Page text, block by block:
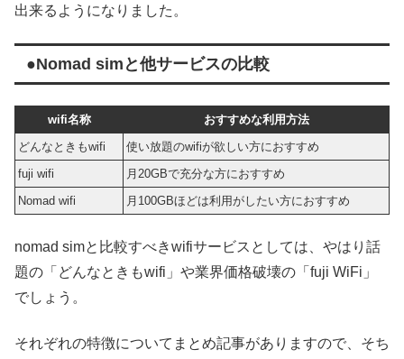
出来るようになりました。
●Nomad simと他サービスの比較
wifi名称
おすすめな利用方法
どんなときもwifi
使い放題のwifiが欲しい方におすすめ
fuji wifi
月20GBで充分な方におすすめ
Nomad wifi
月100GBほどは利用がしたい方におすすめ
nomad simと比較すべきwifiサービスとしては、やはり話
題の「どんなときもwifi」や業界価格破壊の「fuji WiFi」
でしょう。
それぞれの特徴についてまとめ記事がありますので、そち